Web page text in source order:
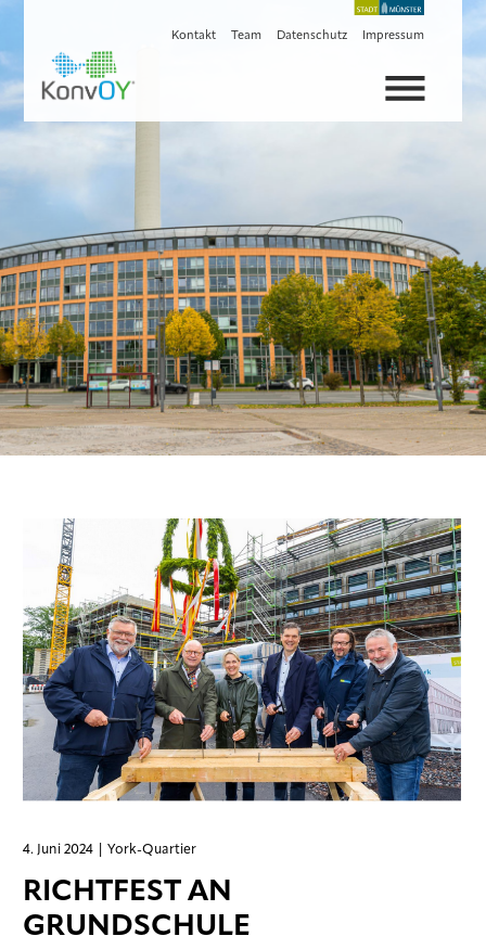
Kontakt Team Datenschutz Impressum
4. Juni 2024 | York-Quartier
RICHTFEST AN
GRUNDSCHULE